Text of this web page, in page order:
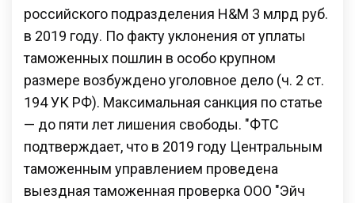
российского подразделения H&M 3 млрд руб.
в 2019 году. По факту уклонения от уплаты
таможенных пошлин в особо крупном
размере возбуждено уголовное дело (ч. 2 ст.
194 УК РФ). Максимальная санкция по статье
— до пяти лет лишения свободы. "ФТС
подтверждает, что в 2019 году Центральным
таможенным управлением проведена
выездная таможенная проверка ООО "Эйч